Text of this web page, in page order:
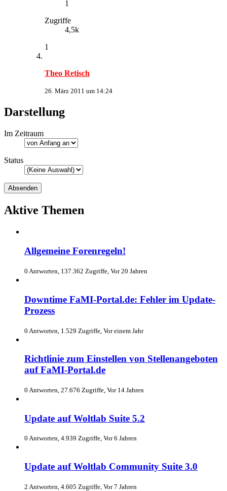
1
Zugriffe
4,5k
1
Theo Retisch
26. März 2011 um 14:24
Darstellung
Im Zeitraum
Status
Aktive Themen
Allgemeine Forenregeln!
0 Antworten, 137.362 Zugriffe, Vor 20 Jahren
Downtime FaMI-Portal.de: Fehler im Update-
Prozess
0 Antworten, 1.529 Zugriffe, Vor einem Jahr
Richtlinie zum Einstellen von Stellenangeboten
auf FaMI-Portal.de
0 Antworten, 27.676 Zugriffe, Vor 14 Jahren
Update auf Woltlab Suite 5.2
0 Antworten, 4.939 Zugriffe, Vor 6 Jahren
Update auf Woltlab Community Suite 3.0
2 Antworten, 4.605 Zugriffe, Vor 7 Jahren